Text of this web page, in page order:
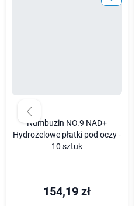
Numbuzin NO.9 NAD+
Hydrożelowe płatki pod oczy -
10 sztuk
154,19 zł